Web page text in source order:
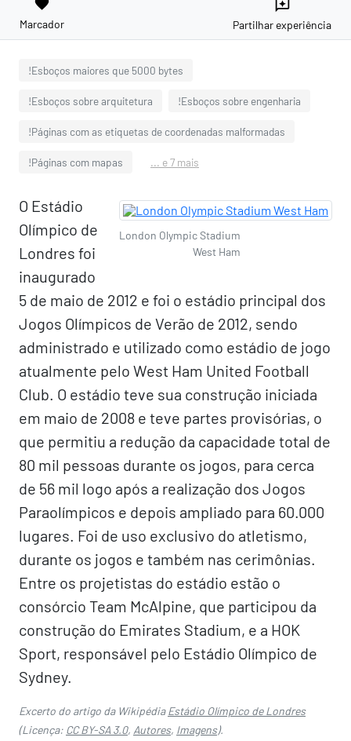
favorite
Marcador
reviews
Partilhar experiência
!Esboços maiores que 5000 bytes
!Esboços sobre arquitetura !Esboços sobre engenharia
!Páginas com as etiquetas de coordenadas malformadas
!Páginas com mapas ... e 7 mais
London Olympic Stadium
West Ham
O Estádio
Olímpico de
Londres foi
inaugurado
5 de maio de 2012 e foi o estádio principal dos
Jogos Olímpicos de Verão de 2012, sendo
administrado e utilizado como estádio de jogo
atualmente pelo West Ham United Football
Club. O estádio teve sua construção iniciada
em maio de 2008 e teve partes provisórias, o
que permitiu a redução da capacidade total de
80 mil pessoas durante os jogos, para cerca
de 56 mil logo após a realização dos Jogos
Paraolímpicos e depois ampliado para 60.000
lugares. Foi de uso exclusivo do atletismo,
durante os jogos e também nas cerimônias.
Entre os projetistas do estádio estão o
consórcio Team McAlpine, que participou da
construção do Emirates Stadium, e a HOK
Sport, responsável pelo Estádio Olímpico de
Sydney.
Excerto do artigo da WikipédiaEstádio Olímpico de Londres
(Licença: CC BY-SA 3.0, Autores, Imagens).